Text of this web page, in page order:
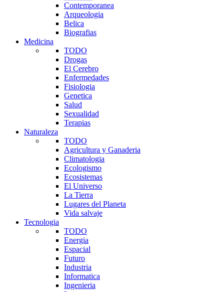
Contemporanea
Arqueologia
Belica
Biografias
Medicina
TODO
Drogas
El Cerebro
Enfermedades
Fisiologia
Genetica
Salud
Sexualidad
Terapias
Naturaleza
TODO
Agricultura y Ganaderia
Climatologia
Ecologismo
Ecosistemas
El Universo
La Tierra
Lugares del Planeta
Vida salvaje
Tecnologia
TODO
Energia
Espacial
Futuro
Industria
Informatica
Ingenieria